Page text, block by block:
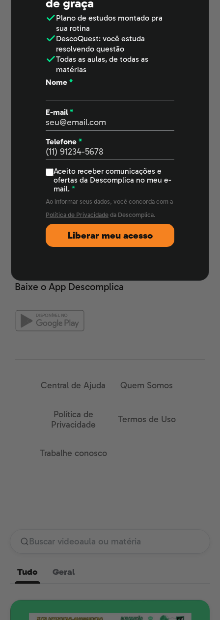
Enem e Vestibulares
Graduação
Pós-graduação
Mais Canais
Soluções Corporativas
Baixe o App Descomplica
Central de Ajuda Quem Somos
Política de
Privacidade
Termos de Uso
Trabalhe conosco
Tudo Geral
de graça
Plano de estudos montado pra
sua rotina
DescoQuest: você estuda
resolvendo questão
Todas as aulas, de todas as
matérias
Nome *
E-mail *
Telefone *
Aceito receber comunicações e
ofertas da Descomplica no meu e-
mail. *
Ao informar seus dados, você concorda com a
Política de Privacidade da Descomplica.
Liberar meu acesso